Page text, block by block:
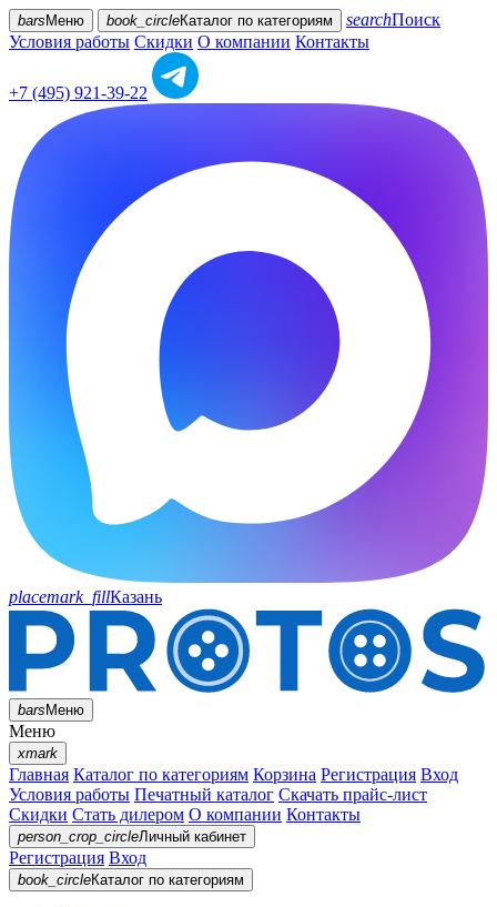
bars Меню book_circleКаталог по категориям searchПоиск
Условия работы Скидки О компании Контакты
+7 (495) 921-39-22
placemark_fillКазань
barsМеню
Меню
xmark
Главная Каталог по категориям Корзина Регистрация Вход
Условия работы Печатный каталог Скачать прайс-лист
Скидки Стать дилером О компании Контакты
person_crop_circleЛичный кабинет
Регистрация Вход
book_circleКаталог по категориям